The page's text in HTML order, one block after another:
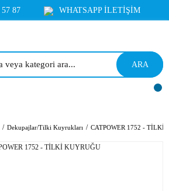
87 WHATSAPP İLETİŞİM
ARA
Dekupajlar/Tilki Kuyrukları CATPOWER 1752 - TİLKİ